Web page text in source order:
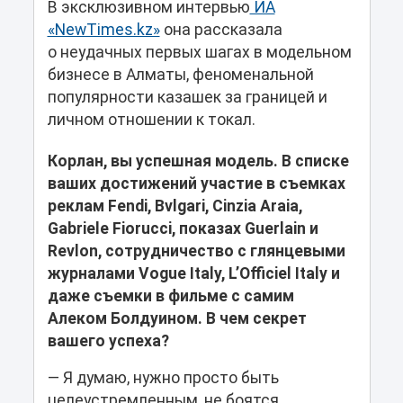
В эксклюзивном интервью ИА
«NewTimes.kz»она рассказала
о неудачных первых шагах в модельном
бизнесе в Алматы, феноменальной
популярности казашек за границей и
личном отношении к токал.
Корлан, вы успешная модель. В списке
ваших достижений участие в съемках
реклам Fendi, Bvlgari, Cinzia Araia,
Gabriele Fiorucci, показах Guerlain и
Revlon, сотрудничество с глянцевыми
журналами Vogue Italy, L’Officiel Italy и
даже съемки в фильме с самим
Алеком Болдуином. В чем секрет
вашего успеха?
— Я думаю, нужно просто быть